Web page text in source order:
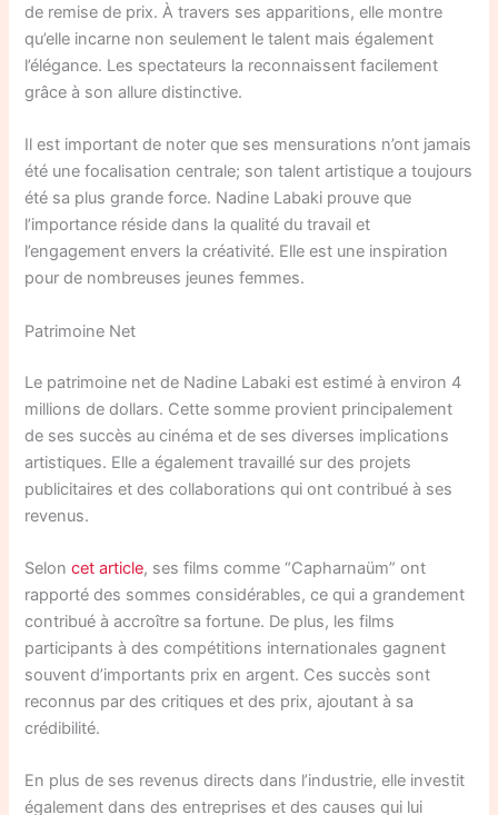
de remise de prix. À travers ses apparitions, elle montre
qu’elle incarne non seulement le talent mais également
l’élégance. Les spectateurs la reconnaissent facilement
grâce à son allure distinctive.
Il est important de noter que ses mensurations n’ont jamais
été une focalisation centrale; son talent artistique a toujours
été sa plus grande force. Nadine Labaki prouve que
l’importance réside dans la qualité du travail et
l’engagement envers la créativité. Elle est une inspiration
pour de nombreuses jeunes femmes.
Patrimoine Net
Le patrimoine net de Nadine Labaki est estimé à environ 4
millions de dollars. Cette somme provient principalement
de ses succès au cinéma et de ses diverses implications
artistiques. Elle a également travaillé sur des projets
publicitaires et des collaborations qui ont contribué à ses
revenus.
Seloncet article, ses films comme “Capharnaüm” ont
rapporté des sommes considérables, ce qui a grandement
contribué à accroître sa fortune. De plus, les films
participants à des compétitions internationales gagnent
souvent d’importants prix en argent. Ces succès sont
reconnus par des critiques et des prix, ajoutant à sa
crédibilité.
En plus de ses revenus directs dans l’industrie, elle investit
également dans des entreprises et des causes qui lui